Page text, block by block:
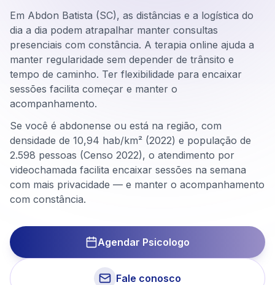
Em Abdon Batista (SC), as distâncias e a logística do
dia a dia podem atrapalhar manter consultas
presenciais com constância. A terapia online ajuda a
manter regularidade sem depender de trânsito e
tempo de caminho. Ter flexibilidade para encaixar
sessões facilita começar e manter o
acompanhamento.
Se você é abdonense ou está na região, com
densidade de 10,94 hab/km² (2022) e população de
2.598 pessoas (Censo 2022), o atendimento por
videochamada facilita encaixar sessões na semana
com mais privacidade — e manter o acompanhamento
com constância.
Agendar Psicologo
Fale conosco